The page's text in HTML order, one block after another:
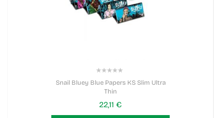
Snail Bluey Blue Papers KS Slim Ultra
Thin
22,11 €